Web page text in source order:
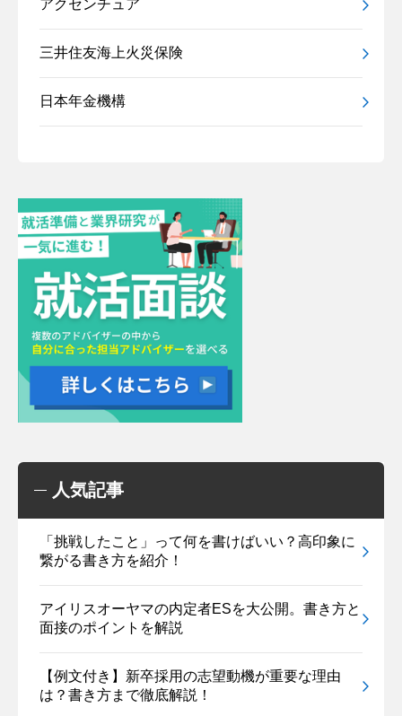
アクセンチュア
三井住友海上火災保険
日本年金機構
人気記事
「挑戦したこと」って何を書けばいい？高印象に
繋がる書き方を紹介！
アイリスオーヤマの内定者ESを大公開。書き方と
面接のポイントを解説
【例文付き】新卒採用の志望動機が重要な理由
は？書き方まで徹底解説！